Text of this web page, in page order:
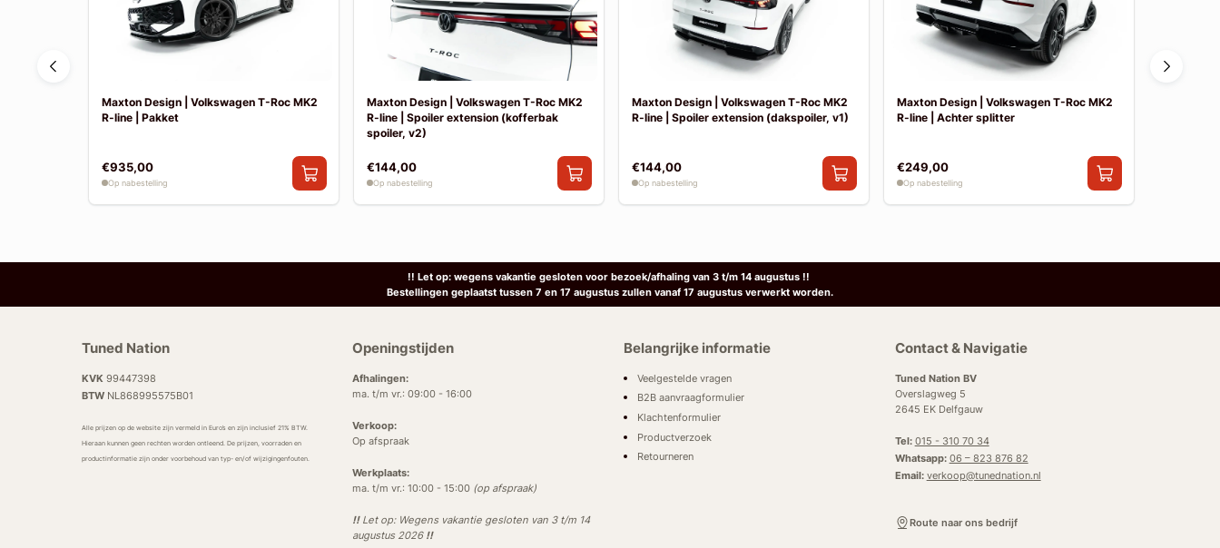
Maxton Design | Volkswagen T-Roc MK2
R-line | Pakket
€935,00
Op nabestelling
Maxton Design | Volkswagen T-Roc MK2
R-line | Spoiler extension (kofferbak
spoiler, v2)
€144,00
Op nabestelling
Maxton Design | Volkswagen T-Roc MK2
R-line | Spoiler extension (dakspoiler, v1)
€144,00
Op nabestelling
Maxton Design | Volkswagen T-Roc MK2
R-line | Achter splitter
€249,00
Op nabestelling
!! Let op: wegens vakantie gesloten voor bezoek/afhaling van 3 t/m 14 augustus !!
Bestellingen geplaatst tussen 7 en 17 augustus zullen vanaf 17 augustus verwerkt worden.
Tuned Nation
KVK 99447398
BTWNL868995575B01
Alle prijzen op de website zijn vermeld in Euro’s en zijn inclusief 21% BTW.
Hieraan kunnen geen rechten worden ontleend. De prijzen, voorraden en
productinformatie zijn onder voorbehoud van typ- en/of wijzigingenfouten.
Openingstijden
Afhalingen:
ma. t/m vr.: 09:00 - 16:00
Verkoop:
Op afspraak
Werkplaats:
ma. t/m vr.: 10:00 - 15:00 (op afspraak)
!!Let op: Wegens vakantie gesloten van 3 t/m 14
augustus 2026 !!
Belangrijke informatie
Veelgestelde vragen
B2B aanvraagformulier
Klachtenformulier
Productverzoek
Retourneren
Contact & Navigatie
Tuned Nation BV
Overslagweg 5
2645 EK Delfgauw
Tel: 015 - 310 70 34
Whatsapp: 06 – 823 876 82
Email: verkoop@tunednation.nl
Route naar ons bedrijf